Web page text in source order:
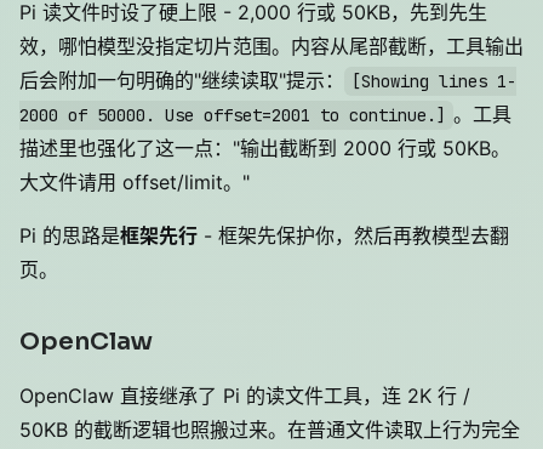
Pi 读文件时设了硬上限 - 2,000 行或 50KB，先到先生
效，哪怕模型没指定切片范围。内容从尾部截断，工具输出
后会附加一句明确的"继续读取"提示：
[Showing lines 1-
2000 of 50000. Use offset=2001 to continue.] 。工具
描述里也强化了这一点："输出截断到 2000 行或 50KB。
大文件请用 offset/limit。"
Pi 的思路是框架先行 - 框架先保护你，然后再教模型去翻
页。
OpenClaw
OpenClaw 直接继承了 Pi 的读文件工具，连 2K 行 /
50KB 的截断逻辑也照搬过来。在普通文件读取上行为完全